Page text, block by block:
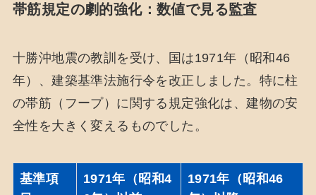
帯筋規定の劇的強化：数値で見る監査
十勝沖地震の教訓を受け、国は1971年（昭和46
年）、建築基準法施行令を改正しました。特に柱
の帯筋（フープ）に関する規定強化は、建物の安
全性を大きく変えるものでした。
基準項
1971年（昭和4
1971年（昭和46